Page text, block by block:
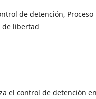
de detención,
de libertad
el control de detención